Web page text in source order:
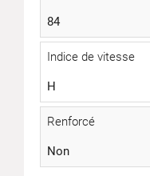
84
Indice de vitesse
H
Renforcé
Non